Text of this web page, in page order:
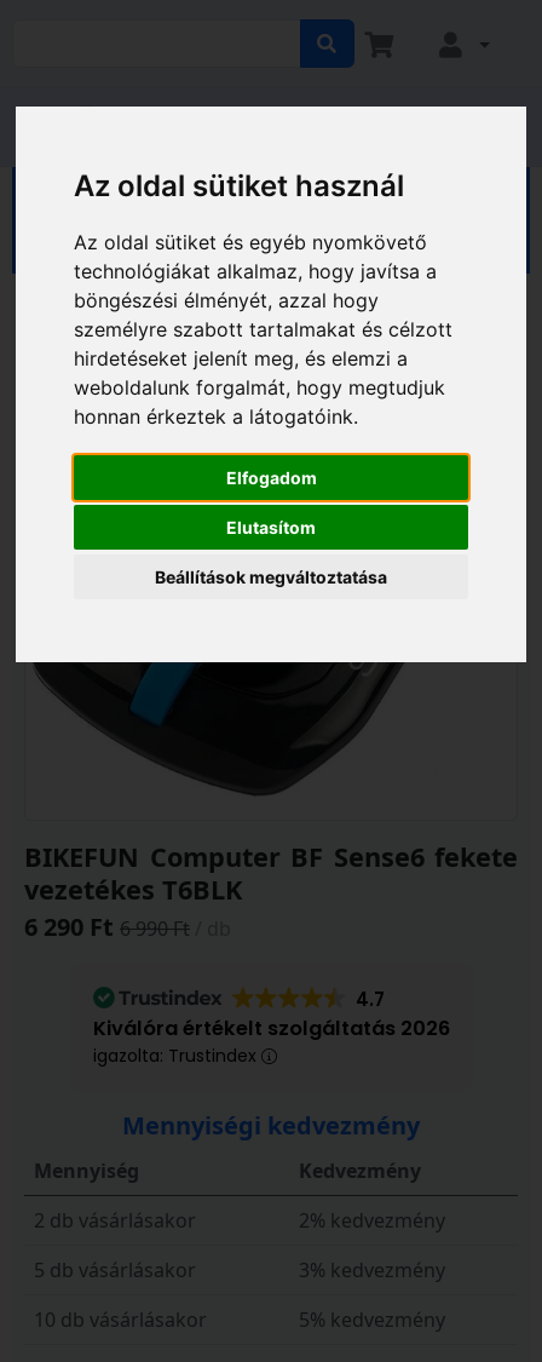
Az oldal sütiket használ
Az oldal sütiket és egyéb nyomkövető
technológiákat alkalmaz, hogy javítsa a
böngészési élményét, azzal hogy
személyre szabott tartalmakat és célzott
hirdetéseket jelenít meg, és elemzi a
weboldalunk forgalmát, hogy megtudjuk
honnan érkeztek a látogatóink.
Elfogadom
Elutasítom
Beállítások megváltoztatása
HÁZ KERT HOBBY
Hobby
Sport, kerékpár
Kerékpár computerek
BIKEFUN Computer BF Sense6 fekete
vezetékes T6BLK
6 290 Ft 6 990 Ft
4.7
Kiválóra értékelt szolgáltatás 2026
igazolta: Trustindex
Mennyiségi kedvezmény
Mennyiség
Kedvezmény
2 db vásárlásakor
2% kedvezmény
5 db vásárlásakor
3% kedvezmény
10 db vásárlásakor
5% kedvezmény